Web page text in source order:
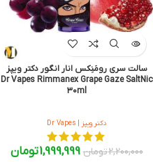
سالت سری رومَنِکس انار انگور دکتر ویپز
Dr Vapes Rimmanex Grape Gaze SaltNic
30ml
دکتر ویپز | Dr Vapes
2,200,000تومان 1,999,999تومان